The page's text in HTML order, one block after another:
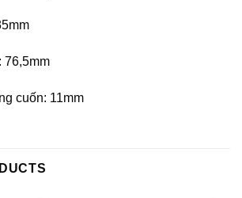
cuốn: 11mm